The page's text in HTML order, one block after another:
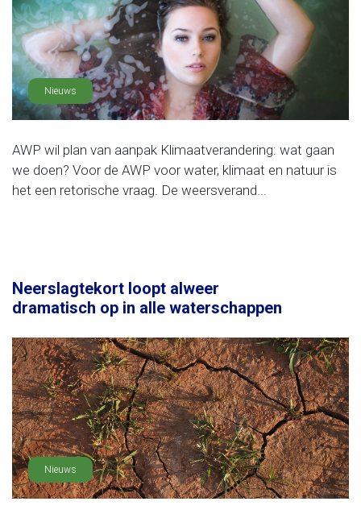
Nieuws
AWP wil plan van aanpak Klimaatverandering: wat gaan
we doen? Voor de AWP voor water, klimaat en natuur is
het een retorische vraag. De weersverand...
Neerslagtekort loopt alweer
dramatisch op in alle waterschappen
Nieuws